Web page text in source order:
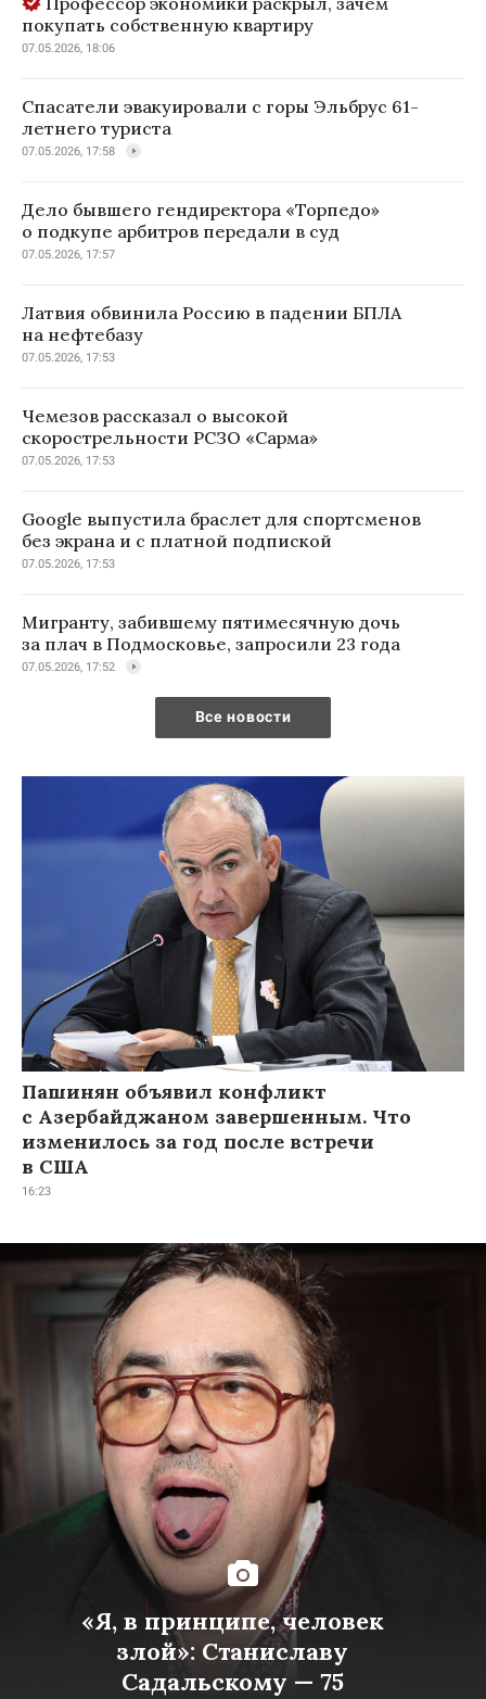
покупать собственную квартиру
07.05.2026, 18:06
Спасатели эвакуировали с горы Эльбрус 61-
летнего туриста
07.05.2026, 17:58
Дело бывшего гендиректора «Торпедо»
о подкупе арбитров передали в суд
07.05.2026, 17:57
Латвия обвинила Россию в падении БПЛА
на нефтебазу
07.05.2026, 17:53
Чемезов рассказал о высокой
скорострельности РСЗО «Сарма»
07.05.2026, 17:53
Google выпустила браслет для спортсменов
без экрана и с платной подпиской
07.05.2026, 17:53
Мигранту, забившему пятимесячную дочь
за плач в Подмосковье, запросили 23 года
07.05.2026, 17:52
Все новости
Пашинян объявил конфликт
с Азербайджаном завершенным. Что
изменилось за год после встречи
в США
16:23
«Я, в принципе, человек
злой»: Станиславу
Садальскому — 75